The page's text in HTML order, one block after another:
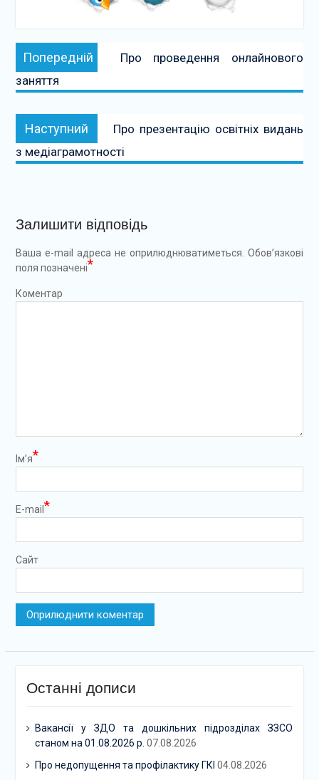
Навігація
записів
Попередній Попередній:
Про проведення онлайнового
заняття
Наступний Наступний:
Про презентацію освітніх видань
з медіаграмотності
Залишити відповідь
Ваша e-mail адреса не оприлюднюватиметься. Обов’язкові
поля позначені*
Коментар
Ім’я*
E-mail *
Сайт
Останні дописи
Вакансії у ЗДО та дошкільних підрозділах ЗЗСО
станом на 01.08.2026 р. 07.08.2026
Про недопущення та профілактику ГКІ 04.08.2026